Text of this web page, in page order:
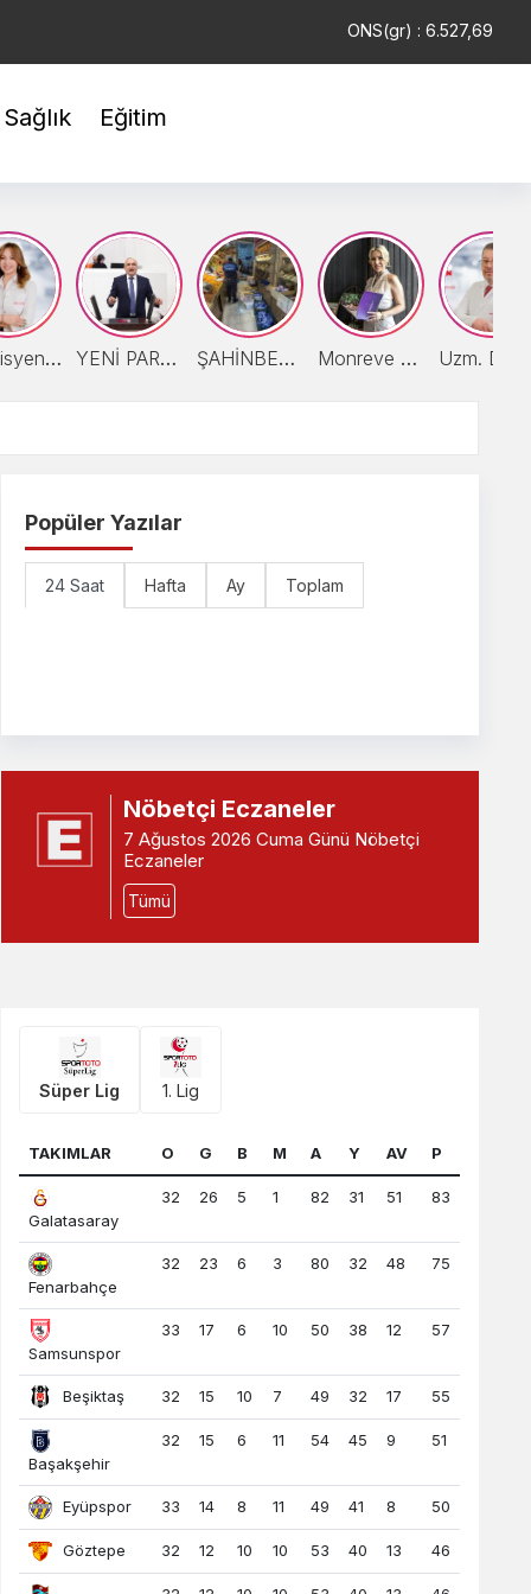
TAM : 41.696,03
Sağlık Eğitim
Diyetisyen Zişan Sobacı: “Yaz Meyvelerini Tüketirken Porsiyon Kontrolüne Dikkat” YENİ PARTİLİ MERİÇ’TEN CEZAEVLERİNDEKİ KÖTÜ KOŞULLAR İÇİN SORU ÖNERGESİ ŞAHİNBEY ZABITA EKİPLERİ VATANDAŞIN SAĞLIĞI İLE OYNAYAN İŞYERİNİ MÜHÜRLEDİ Monreve Group Yönetim Kurulu Başkanı Merve Arkas: "İyi Liderliğin Cinsiyeti Yok, Başarının Temeli Değer Üretmek"
Popüler Yazılar
24 Saat Hafta Ay Toplam
Nöbetçi Eczaneler
7 Ağustos 2026 Cuma Günü Nöbetçi
Eczaneler
Tümü
Süper Lig 1. Lig
TAKIMLAR O G B M A Y AV P
Galatasaray
32 26 5 1 82 31 51 83
Fenarbahçe
32 23 6 3 80 32 48 75
Samsunspor
33 17 6 10 50 38 12 57
Beşiktaş 32 15 10 7 49 32 17 55
Başakşehir
32 15 6 11 54 45 9 51
Eyüpspor 33 14 8 11 49 41 8 50
Göztepe 32 12 10 10 53 40 13 46